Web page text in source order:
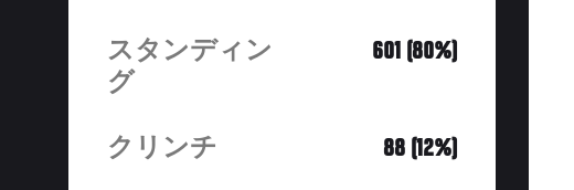
スタンディン
グ
601 (80%)
クリンチ 88 (12%)